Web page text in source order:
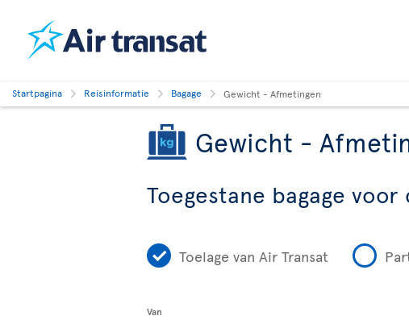
Startpagina Reisinformatie Bagage Gewicht - Afmetingen
Gewicht -
Toegestane bagage
Toelage van Air Transat
Van